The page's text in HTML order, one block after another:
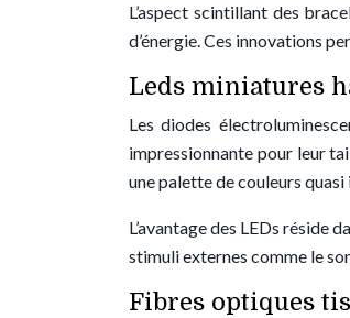
L’aspect scintillant des
d’énergie. Ces innovations
Leds miniatures
Les diodes
impressionnante pour leur
une palette de couleurs
L’avantage des LEDs réside
stimuli externes comme le
Fibres optiques